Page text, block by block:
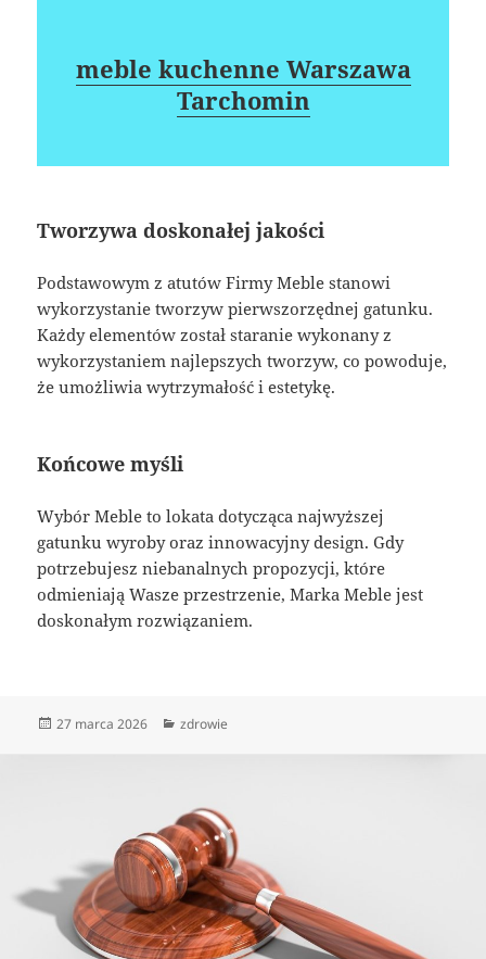
meble kuchenne Warszawa
Tarchomin
Tworzywa doskonałej jakości
Podstawowym z atutów Firmy Meble stanowi
wykorzystanie tworzyw pierwszorzędnej gatunku.
Każdy elementów został staranie wykonany z
wykorzystaniem najlepszych tworzyw, co powoduje,
że umożliwia wytrzymałość i estetykę.
Końcowe myśli
Wybór Meble to lokata dotycząca najwyższej
gatunku wyroby oraz innowacyjny design. Gdy
potrzebujesz niebanalnych propozycji, które
odmieniają Wasze przestrzenie, Marka Meble jest
doskonałym rozwiązaniem.
Data
27 marca 2026 Kategorie
zdrowie